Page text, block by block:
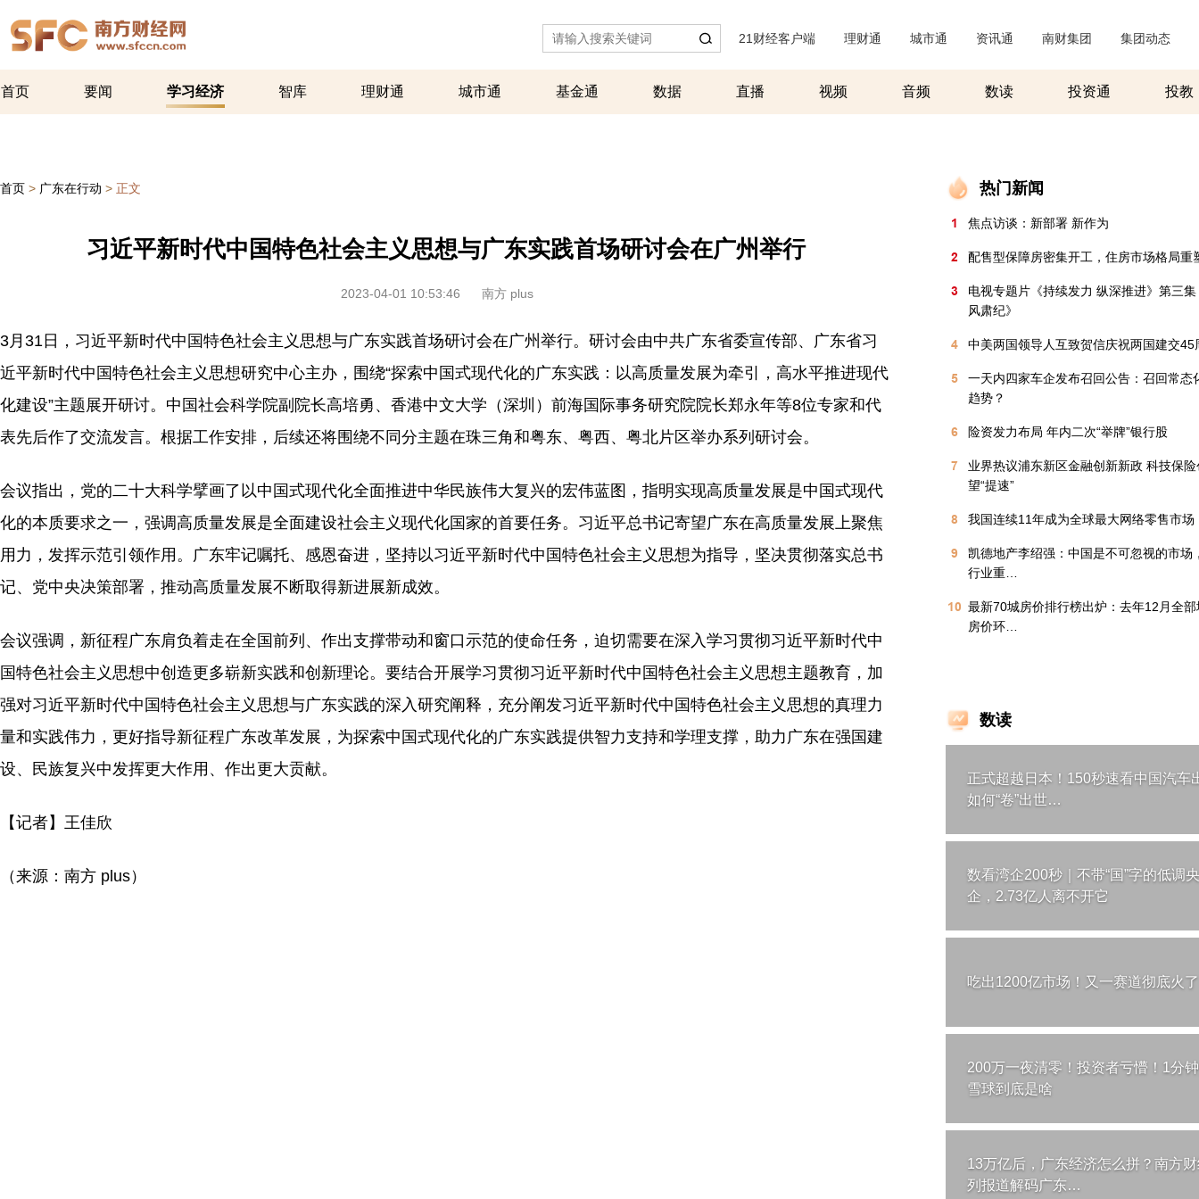
21财经客户端 理财通 城市通 资讯通 南财集团 集团动态
首页 要闻 学习经济 智库 理财通 城市通 基金通 数据 直播 视频 音频 数读 投资通 投教
首页 > 广东在行动 > 正文
习近平新时代中国特色社会主义思想与广东实践首场研讨会在广州举行
2023-04-01 10:53:46 南方 plus
3月31日，习近平新时代中国特色社会主义思想与广东实践首场研讨会在广州举行。研讨会由中共广东省委宣传部、广东省习
近平新时代中国特色社会主义思想研究中心主办，围绕“探索中国式现代化的广东实践：以高质量发展为牵引，高水平推进现代
化建设”主题展开研讨。中国社会科学院副院长高培勇、香港中文大学（深圳）前海国际事务研究院院长郑永年等8位专家和代
表先后作了交流发言。根据工作安排，后续还将围绕不同分主题在珠三角和粤东、粤西、粤北片区举办系列研讨会。
会议指出，党的二十大科学擘画了以中国式现代化全面推进中华民族伟大复兴的宏伟蓝图，指明实现高质量发展是中国式现代
化的本质要求之一，强调高质量发展是全面建设社会主义现代化国家的首要任务。习近平总书记寄望广东在高质量发展上聚焦
用力，发挥示范引领作用。广东牢记嘱托、感恩奋进，坚持以习近平新时代中国特色社会主义思想为指导，坚决贯彻落实总书
记、党中央决策部署，推动高质量发展不断取得新进展新成效。
会议强调，新征程广东肩负着走在全国前列、作出支撑带动和窗口示范的使命任务，迫切需要在深入学习贯彻习近平新时代中
国特色社会主义思想中创造更多崭新实践和创新理论。要结合开展学习贯彻习近平新时代中国特色社会主义思想主题教育，加
强对习近平新时代中国特色社会主义思想与广东实践的深入研究阐释，充分阐发习近平新时代中国特色社会主义思想的真理力
量和实践伟力，更好指导新征程广东改革发展，为探索中国式现代化的广东实践提供智力支持和学理支撑，助力广东在强国建
设、民族复兴中发挥更大作用、作出更大贡献。
【记者】王佳欣
（来源：南方 plus）
热门新闻
1 焦点访谈：新部署 新作为
2 配售型保障房密集开工，住房市场格局重
3
电视专题片《持续发力 纵深推进》第三
风肃纪》
4 中美两国领导人互致贺信庆祝两国建交45
5
一天内四家车企发布召回公告：召回常态
趋势？
6 险资发力布局 年内二次“举牌”银行股
7
业界热议浦东新区金融创新新政 科技保
望“提速”
8 我国连续11年成为全球最大网络零售市场
9
凯德地产李绍强：中国是不可忽视的市场
行业重…
10 最新70城房价排行榜出炉：去年12月全
房价环…
数读
正式超越日本！150秒速看中国汽车
如何“卷”出世…
数看湾企200秒｜不带“国”字的低调央
企，2.73亿人离不开它
吃出1200亿市场！又一赛道彻底火了
200万一夜清零！投资者亏懵！1分
雪球到底是啥
13万亿后，广东经济怎么拼？南方
列报道解码广东…